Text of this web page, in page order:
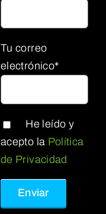
Tu correo
electrónico*
He leído y
acepto la Política
de Privacidad